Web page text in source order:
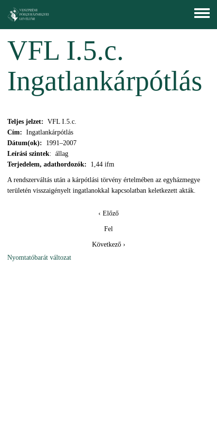
Toggle
menu
VFL I.5.c.
Ingatlankárpótlás
Teljes jelzet: VFL I.5.c.
Cím: Ingatlankárpótlás
Dátum(ok): 1991–2007
Leírási szintek: állag
Terjedelem, adathordozók: 1,44 ifm
A rendszerváltás után a kárpótlási törvény értelmében az egyházmegye
területén visszaigényelt ingatlanokkal kapcsolatban keletkezett akták.
‹ Előző
Fel
Következő ›
Nyomtatóbarát változat